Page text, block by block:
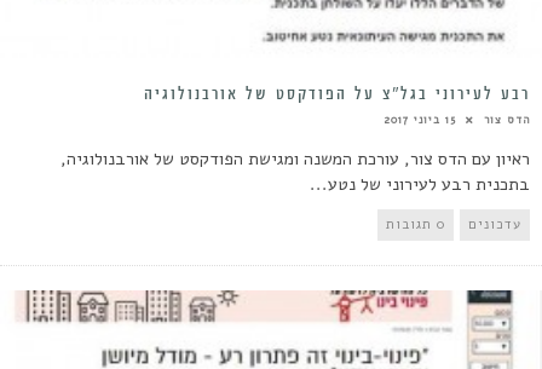
רבע לעירוני בגל”צ על הפודקסט של אורבנולוגיה
הדס צור 15 ביוני 2017
ראיון עם הדס צור, עורכת המשנה ומגישת הפודקסט של אורבנולוגיה,
בתכנית רבע לעירוני של נטע...
עדכונים 0 תגובות